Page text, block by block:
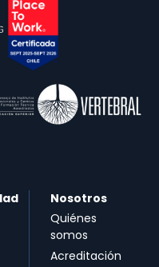
Nosotros
Quiénes
somos
Acreditación